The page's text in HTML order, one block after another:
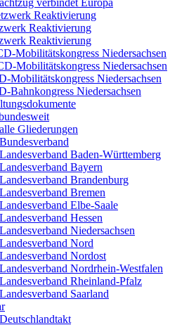
verbindet Europa
Reaktivierung
Reaktivierung
Reaktivierung
Mobilitätskongress Niedersachsen
Mobilitätskongress Niedersachsen
Mobilitätskongress Niedersachsen
Bahnkongress Niedersachsen
alle Gliederungen
Bundesverband
Landesverband Baden-Württemberg
Landesverband Bayern
Landesverband Brandenburg
Landesverband Bremen
Landesverband Elbe-Saale
Landesverband Hessen
Landesverband Niedersachsen
Landesverband Nord
Landesverband Nordost
Landesverband Nordrhein-Westfalen
Landesverband Rheinland-Pfalz
Landesverband Saarland
Deutschlandtakt